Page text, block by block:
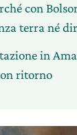
con
terra né
in
ritorno